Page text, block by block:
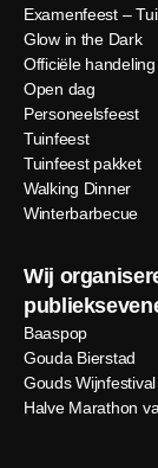
Examenfeest –
Glow in the Dark
Officiële handeling
Open dag
Personeelsfeest
Tuinfeest
Tuinfeest pakket
Walking Dinner
Winterbarbecue
Wij
Baaspop
Gouda Bierstad
Gouds Wijnfestival
Halve Marathon